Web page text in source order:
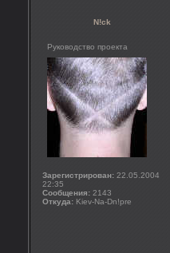
N!ck
Руководство проекта
Зарегистрирован: 22.05.2004
22:35
Сообщения: 2143
Откуда: Kiev-Na-Dn!pre